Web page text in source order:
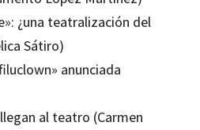
¿una teatralización del
Sátiro)
anunciada
al teatro (Carmen